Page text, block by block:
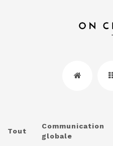
Tout
Communication
globale